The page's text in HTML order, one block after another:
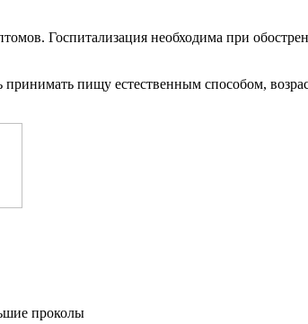
Госпитализация необходима при
пищу естественным способом,
проколы